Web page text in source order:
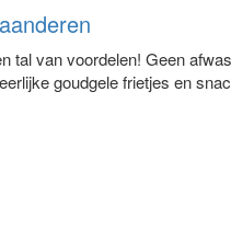
tal van voordelen! Geen
goudgele frietjes en